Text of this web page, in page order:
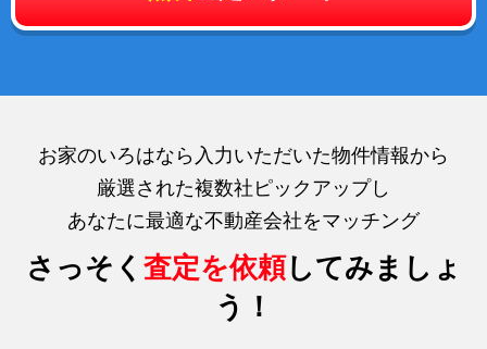
お家のいろはなら入力いただいた物件情報から
厳選された複数社ピックアップし
あなたに最適な不動産会社をマッチング
さっそく 査定を依頼してみましょ
う！